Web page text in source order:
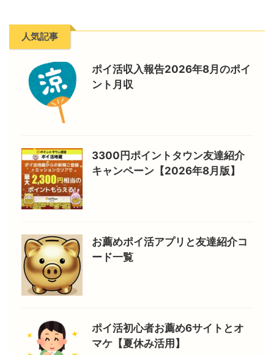
人気記事
ポイ活収入報告2026年8月のポイ
ント月収
3300円ポイントタウン友達紹介
キャンペーン【2026年8月版】
お薦めポイ活アプリと友達紹介コ
ード一覧
ポイ活初心者お薦め6サイトとオ
マケ【夏休み活用】